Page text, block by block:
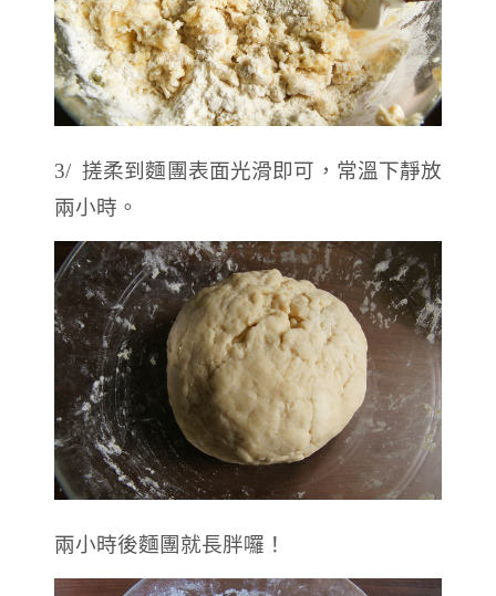
3/ 搓柔到麵團表面光滑即可，常溫下靜放
兩小時。
兩小時後麵團就長胖囉！